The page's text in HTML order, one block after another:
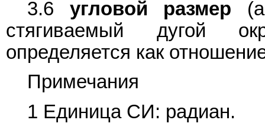
3.6 угловой размер
стягиваемый дугой
определяется как
Примечания
1 Единица СИ: радиан.